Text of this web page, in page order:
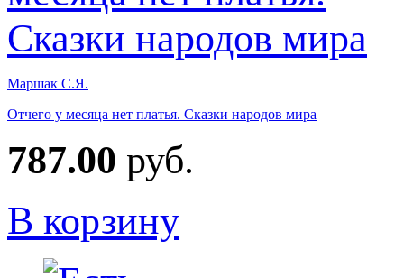
Маршак С.Я.
Отчего у месяца нет платья. Сказки народов мира
787.00 руб.
В корзину